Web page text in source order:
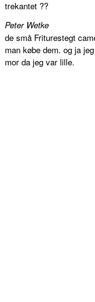
trekantet ??
Peter Wetke
de små Friturestegt
man købe dem. og ja
mor da jeg var lille.